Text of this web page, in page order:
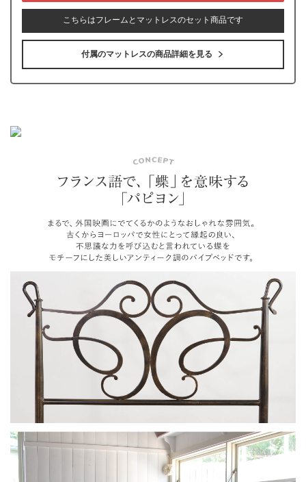
こちらはフレームとマットレスのセット商品です
付属のマットレスの商品詳細を見る